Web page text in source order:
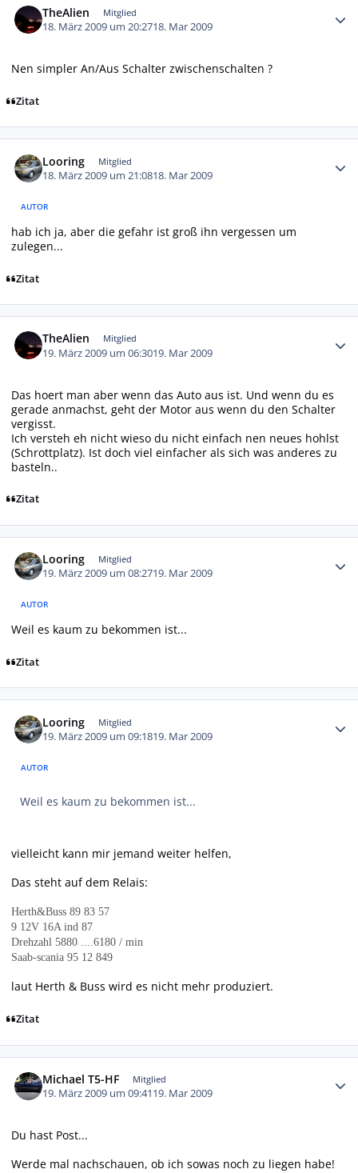
TheAlien Mitglied
18. März 2009 um 20:2718. Mar 2009
Nen simpler An/Aus Schalter zwischenschalten ?
Zitat
Looring Mitglied
18. März 2009 um 21:0818. Mar 2009
AUTOR
hab ich ja, aber die gefahr ist groß ihn vergessen um
zulegen...
Zitat
TheAlien Mitglied
19. März 2009 um 06:3019. Mar 2009
Das hoert man aber wenn das Auto aus ist. Und wenn du es
gerade anmachst, geht der Motor aus wenn du den Schalter
vergisst.
Ich versteh eh nicht wieso du nicht einfach nen neues hohlst
(Schrottplatz). Ist doch viel einfacher als sich was anderes zu
basteln..
Zitat
Looring Mitglied
19. März 2009 um 08:2719. Mar 2009
AUTOR
Weil es kaum zu bekommen ist...
Zitat
Looring Mitglied
19. März 2009 um 09:1819. Mar 2009
AUTOR
Weil es kaum zu bekommen ist...
vielleicht kann mir jemand weiter helfen,
Das steht auf dem Relais:
Herth&Buss 89 83 57
9 12V 16A ind 87
Drehzahl 5880 ....6180 / min
Saab-scania 95 12 849
laut Herth & Buss wird es nicht mehr produziert.
Zitat
Michael T5-HF Mitglied
19. März 2009 um 09:4119. Mar 2009
Du hast Post...
Werde mal nachschauen, ob ich sowas noch zu liegen habe!